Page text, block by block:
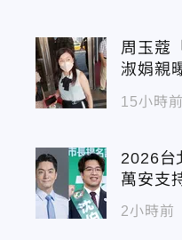
自Threads／emmmma_089
周玉蔻
淑娟親
15小時前
2026
萬安支
7%
2小時前